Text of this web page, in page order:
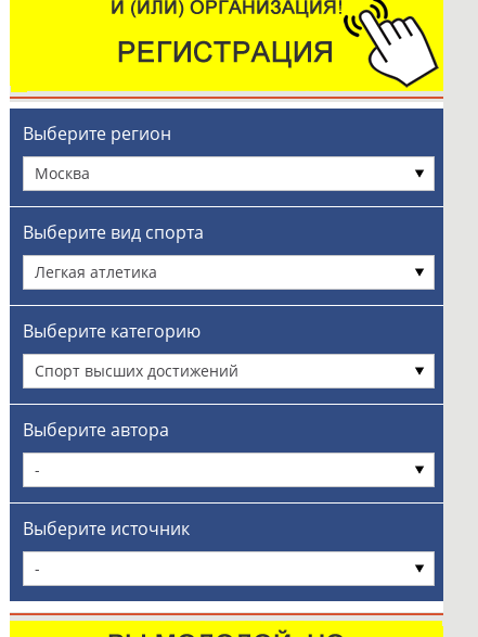
Выберите регион
Москва
Выберите вид спорта
Легкая атлетика
Выберите категорию
Спорт высших достижений
Выберите автора
-
Выберите источник
-